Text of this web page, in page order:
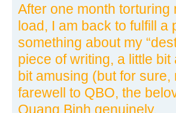
After one month
load, I am back to fulfill a
something about my
piece of writing, a little
bit amusing (but for
farewell to QBO, the
Quang Binh genuinely.